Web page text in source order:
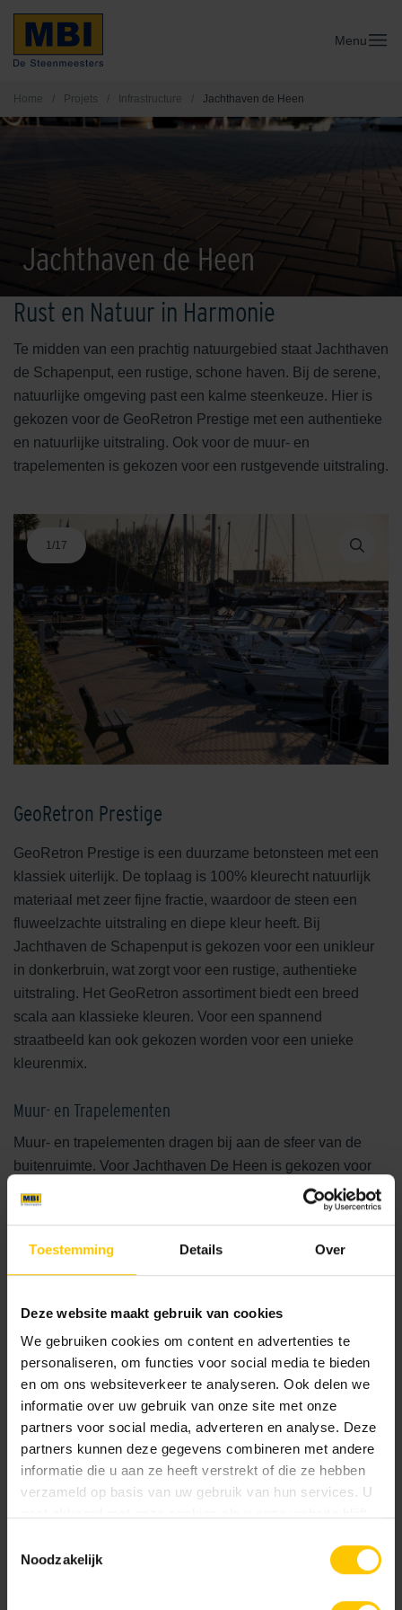
Toestemming Details Over
Deze website maakt gebruik van cookies
We gebruiken cookies om content en advertenties te
personaliseren, om functies voor social media te bieden
en om ons websiteverkeer te analyseren. Ook delen we
informatie over uw gebruik van onze site met onze
partners voor social media, adverteren en analyse. Deze
partners kunnen deze gegevens combineren met andere
informatie die u aan ze heeft verstrekt of die ze hebben
verzameld op basis van uw gebruik van hun services. U
Noodzakelijk
Menu
Home / Projets / Infrastructure / Jachthaven de Heen
Jachthaven de Heen
Rust en Natuur in Harmonie
Te midden van een prachtig natuurgebied staat Jachthaven
de Schapenput, een rustige, schone haven. Bij de serene,
natuurlijke omgeving past een kalme steenkeuze. Hier is
gekozen voor de GeoRetron Prestige met een authentieke
en natuurlijke uitstraling. Ook voor de muur- en
trapelementen is gekozen voor een rustgevende uitstraling.
1/17
GeoRetron Prestige
GeoRetron Prestige is een duurzame betonsteen met een
klassiek uiterlijk. De toplaag is 100% kleurecht natuurlijk
materiaal met zeer fijne fractie, waardoor de steen een
fluweelzachte uitstraling en diepe kleur heeft. Bij
Jachthaven de Schapenput is gekozen voor een unikleur
in donkerbruin, wat zorgt voor een rustige, authentieke
uitstraling. Het GeoRetron assortiment biedt een breed
scala aan klassieke kleuren. Voor een spannend
straatbeeld kan ook gekozen worden voor een unieke
kleurenmix.
Muur- en Trapelementen
Muur- en trapelementen dragen bij aan de sfeer van de
buitenruimte. Voor Jachthaven De Heen is gekozen voor
GeoSteen®collectie
in dezelfde kleurstelling. Door de hoogwaardige toplaag
bij traditionele betonnen elementen. Ook blijven ze langer
er is gekozen voor stapelblokken, afdekranden en
uitstraling.
Advies Inwinnen
Benieuwd naar onze collecties voor jouw project? Onze
adviseurs denken graag mee! Vraag een adviesgesprek
aan met één van onze adviseurs viaadviesteam@mbi.nl
2017